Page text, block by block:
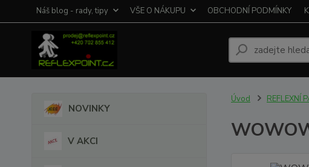
Náš blog - rady, tipy VŠE O NÁKUPU OBCHODNÍ PODMÍNKY
NOVINKY
V AKCI
Úvod REFLEXNÍ